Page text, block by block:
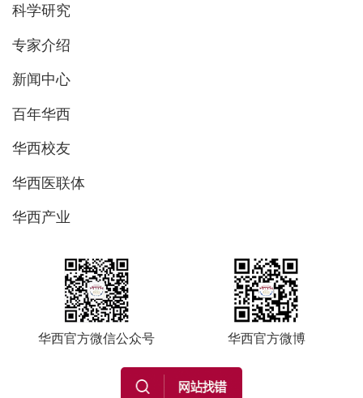
科学研究
专家介绍
新闻中心
百年华西
华西校友
华西医联体
华西产业
华西官方微信公众号 华西官方微博